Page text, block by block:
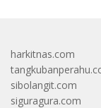
harkitnas.com
sibolangit.com
siguragura.com